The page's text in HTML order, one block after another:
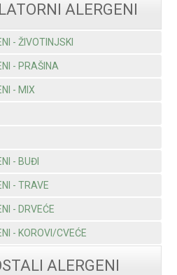
ALERGENI
- ŽIVOTINJSKI
- PRAŠINA
- MIX
- BUĐI
- TRAVE
- DRVEĆE
- KOROVI/CVEĆE
ALERGENI